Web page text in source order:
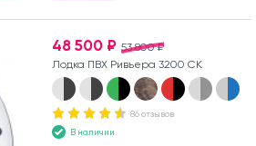
53 800 ₽
48 500 ₽
Лодка ПВХ Ривьера 3200 СК
86 отзывов
В наличии